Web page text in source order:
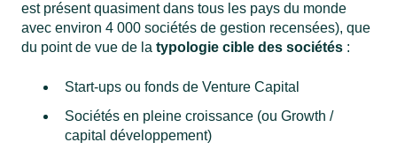
est présent quasiment dans tous les pays du monde
avec environ 4 000 sociétés de gestion recensées), que
du point de vue de la typologie cible des sociétés :
Start-ups ou fonds de Venture Capital
Sociétés en pleine croissance (ou Growth /
capital développement)